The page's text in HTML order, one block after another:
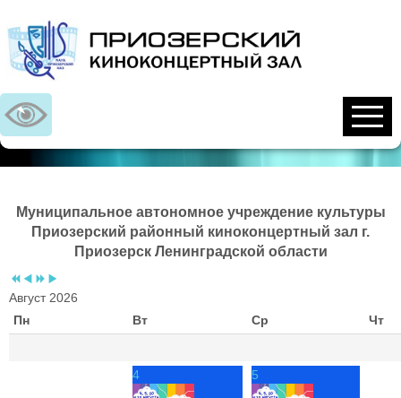
Муниципальное автономное учреждение культуры
Приозерский районный киноконцертный зал г.
Приозерск Ленинградской области
Август 2026
Пн
Вт Ср Чт
4 5